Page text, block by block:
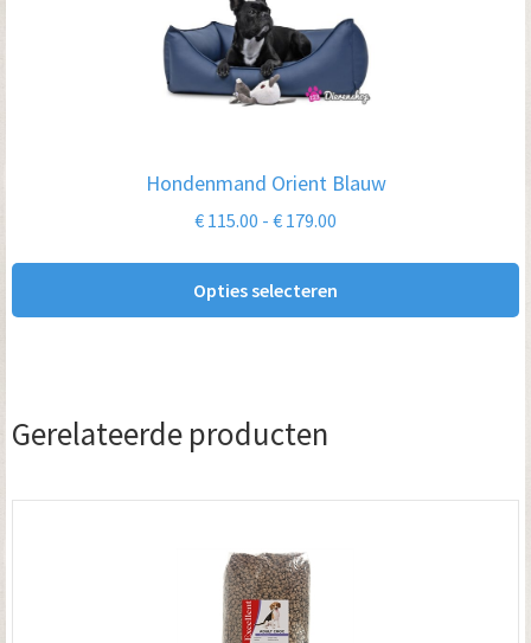
Hondenmand Orient Blauw
€ 115.00 - € 179.00
€ 179.00
Opties selecteren
heeft
meerdere
variaties.
kan
gekozen
worden
op
Gerelateerde producten